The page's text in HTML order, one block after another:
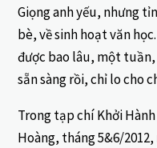
Giọng anh yếu, nhưng
bè, về sinh hoạt văn
được bao lâu, một
sẵn sàng rồi, chỉ lo cho
Trong tạp chí Khởi
Hoàng, tháng 5&6/